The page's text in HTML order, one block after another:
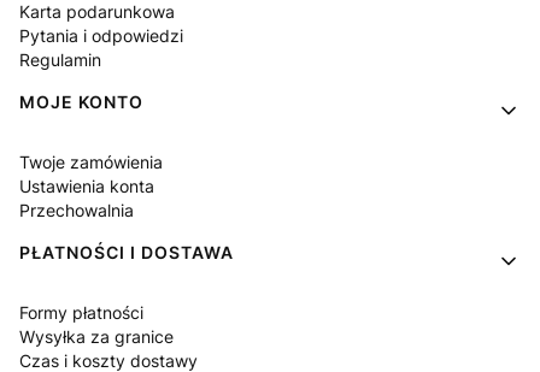
Karta podarunkowa
Pytania i odpowiedzi
Regulamin
MOJE KONTO
Twoje zamówienia
Ustawienia konta
Przechowalnia
PŁATNOŚCI I DOSTAWA
Formy płatności
Wysyłka za granice
Czas i koszty dostawy